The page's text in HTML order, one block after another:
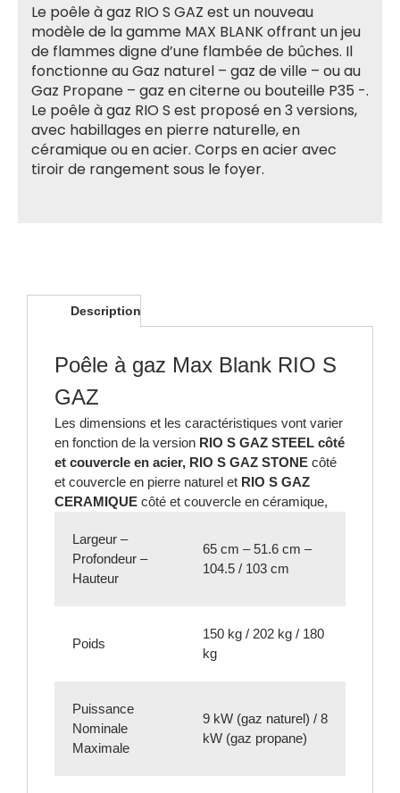
Le poêle à gaz RIO S GAZ est un nouveau
modèle de la gamme MAX BLANK offrant un jeu
de flammes digne d’une flambée de bûches. Il
fonctionne au Gaz naturel – gaz de ville – ou au
Gaz Propane – gaz en citerne ou bouteille P35 -.
Le poêle à gaz RIO S est proposé en 3 versions,
avec habillages en pierre naturelle, en
céramique ou en acier. Corps en acier avec
tiroir de rangement sous le foyer.
Description
Poêle à gaz Max Blank RIO S
GAZ
Les dimensions et les caractéristiques vont varier
en fonction de la version RIO S GAZ STEEL côté
et couvercle en acier, RIO S GAZ STONE côté
et couvercle en pierre naturel et RIO S GAZ
CERAMIQUE côté et couvercle en céramique,
Largeur –
Profondeur –
Hauteur
65 cm – 51.6 cm –
104.5 / 103 cm
Poids
150 kg / 202 kg / 180
kg
Puissance
Nominale
Maximale
9 kW (gaz naturel) / 8
kW (gaz propane)